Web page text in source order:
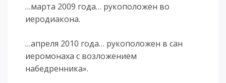
…марта 2009 года… рукоположен во
иеродиакона.
…апреля 2010 года… рукоположен в сан
иеромонаха с возложением
набедренника».